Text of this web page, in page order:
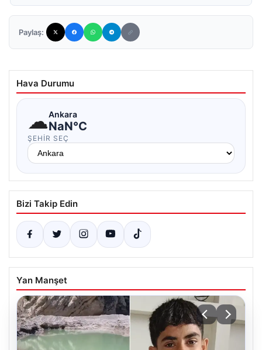
Paylaş:
Hava Durumu
☁Ankara
NaN°C
ŞEHIR SEÇ
Bizi Takip Edin
Yan Manşet